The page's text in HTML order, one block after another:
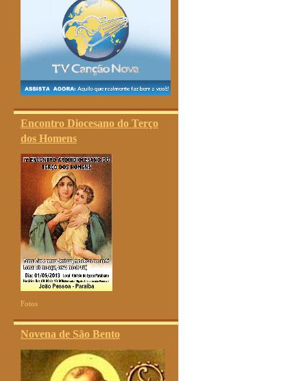
Encontro Diocesano do Terço
dos Homens
Fotos
Novena de São Bento